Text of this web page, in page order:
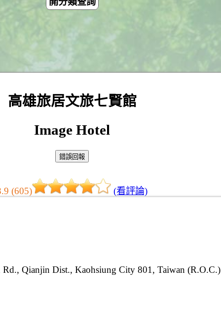
高雄旅居文旅七賢館
Image Hotel
(605)
(看評論)
Qianjin Dist., Kaohsiung City 801, Taiwan (R.O.C.)